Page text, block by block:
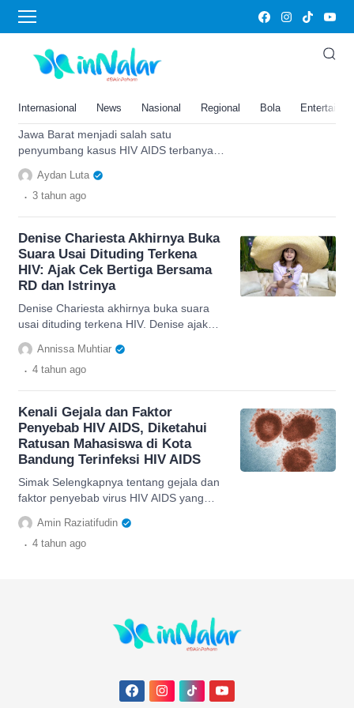
Internasional News Nasional Regional Bola
HIV
Daftar 4 Kabupaten di Jawa
Barat dengan HIV AIDS
Bandung, Tapi…
Jawa Barat menjadi salah satu
penyumbang kasus HIV AIDS terbanyak
di Indonesia, namun Bandung bukan ada
diurutan pertama. Cari tahu di sini
Aydan Luta
. 3 tahun ago
Denise Chariesta Akhirnya Buka
Suara Usai Dituding Terkena
HIV: Ajak Cek Bertiga Bersama
RD dan Istrinya
Denise Chariesta akhirnya buka suara
usai dituding terkena HIV. Denise ajak
RD dan istri untuk melakukan cek
bersama dengannya.
Annissa Muhtiar
. 4 tahun ago
Kenali Gejala dan Faktor
Penyebab HIV AIDS, Diketahui
Ratusan Mahasiswa di Kota
Bandung Terinfeksi HIV AIDS
Simak Selengkapnya tentang gejala dan
faktor penyebab virus HIV AIDS yang
mudah menyerang, disini penjelasannya.
Amin Raziatifudin
. 4 tahun ago